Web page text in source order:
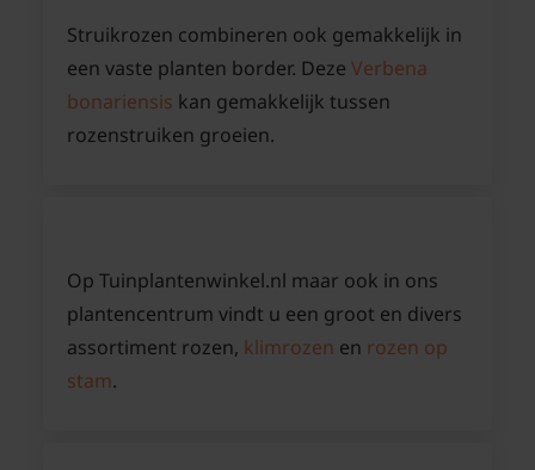
Struikrozen combineren ook gemakkelijk in
een vaste planten border. Deze Verbena
bonariensis kan gemakkelijk tussen
rozenstruiken groeien.
Op Tuinplantenwinkel.nl maar ook in ons
plantencentrum vindt u een groot en divers
assortiment rozen, klimrozen en rozen op
stam.